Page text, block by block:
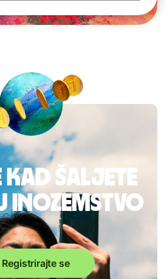
kad šaljete
inozemstvo
Registrirajte se